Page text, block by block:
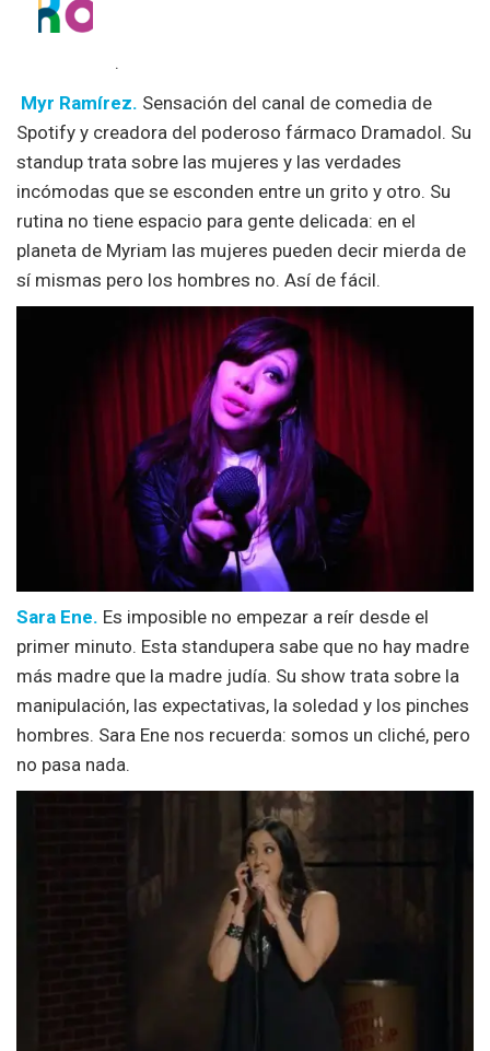
.
Myr Ramírez. Sensación del canal de comedia de
Spotify y creadora del poderoso fármaco Dramadol. Su
standup trata sobre las mujeres y las verdades
incómodas que se esconden entre un grito y otro. Su
rutina no tiene espacio para gente delicada: en el
planeta de Myriam las mujeres pueden decir mierda de
sí mismas pero los hombres no. Así de fácil.
Sara Ene. Es imposible no empezar a reír desde el
primer minuto. Esta standupera sabe que no hay madre
más madre que la madre judía. Su show trata sobre la
manipulación, las expectativas, la soledad y los pinches
hombres. Sara Ene nos recuerda: somos un cliché, pero
no pasa nada.